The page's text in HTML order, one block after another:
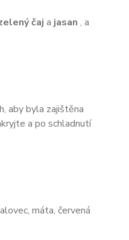
čaj a jasan , a
aby byla zajištěna
a po schladnutí
máta, červená